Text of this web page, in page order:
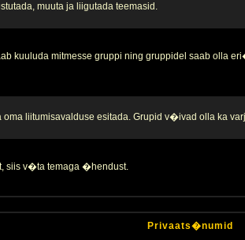
muuta ja liigutada teemasid.
kuuluda mitmesse gruppi ning gruppidel saab
liitumisavalduse esitada. Grupid v�ivad olla ka
siis v�ta temaga �hendust.
Privaats�numid